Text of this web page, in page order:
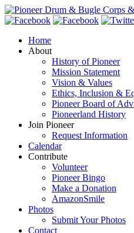
Home
About
History of Pioneer
Mission Statement
Vision & Values
Ethics, Inclusion &
Pioneer Board of
Pioneerland History
Join Pioneer
Request Information
Calendar
Contribute
Volunteer
Pioneer Bingo
Make a Donation
AmazonSmile
Photos
Submit Your Photos
Contact